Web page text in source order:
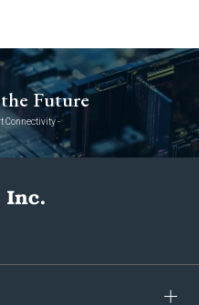
Future
Connectivity -